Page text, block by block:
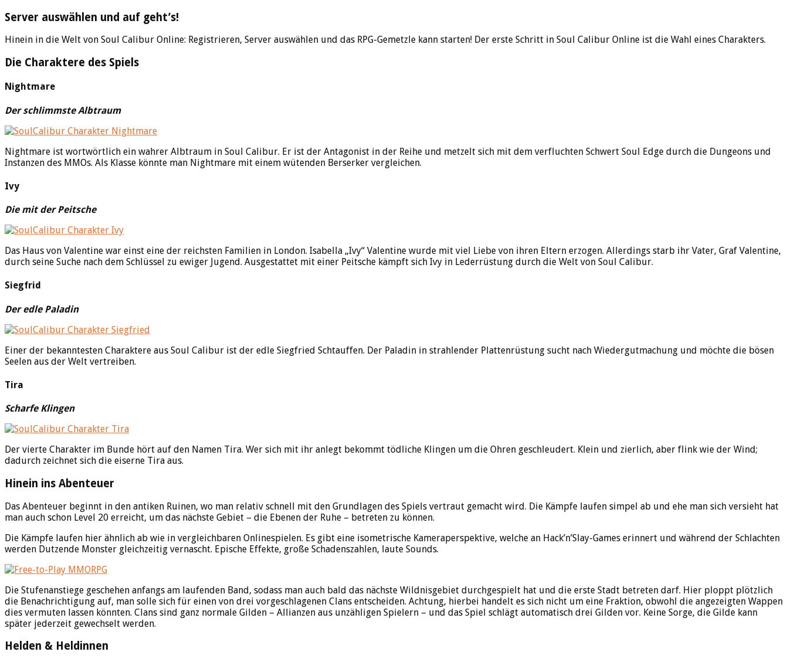
Server auswählen und auf geht’s!
Hinein in die Welt von Soul Calibur Online: Registrieren, Server auswählen und das RPG-Gemetzle kann starten! Der erste Schritt in Soul Calibur Online ist die Wahl eines Charakters.
Die Charaktere des Spiels
Nightmare
Der schlimmste Albtraum
Nightmare ist wortwörtlich ein wahrer Albtraum in Soul Calibur. Er ist der Antagonist in der Reihe und metzelt sich mit dem verfluchten Schwert Soul Edge durch die Dungeons und
Instanzen des MMOs. Als Klasse könnte man Nightmare mit einem wütenden Berserker vergleichen.
Ivy
Die mit der Peitsche
Das Haus von Valentine war einst eine der reichsten Familien in London. Isabella „Ivy“ Valentine wurde mit viel Liebe von ihren Eltern erzogen. Allerdings starb ihr Vater, Graf Valentine,
durch seine Suche nach dem Schlüssel zu ewiger Jugend. Ausgestattet mit einer Peitsche kämpft sich Ivy in Lederrüstung durch die Welt von Soul Calibur.
Siegfrid
Der edle Paladin
Einer der bekanntesten Charaktere aus Soul Calibur ist der edle Siegfried Schtauffen. Der Paladin in strahlender Plattenrüstung sucht nach Wiedergutmachung und möchte die bösen
Seelen aus der Welt vertreiben.
Tira
Scharfe Klingen
Der vierte Charakter im Bunde hört auf den Namen Tira. Wer sich mit ihr anlegt bekommt tödliche Klingen um die Ohren geschleudert. Klein und zierlich, aber flink wie der Wind;
dadurch zeichnet sich die eiserne Tira aus.
Hinein ins Abenteuer
Das Abenteuer beginnt in den antiken Ruinen, wo man relativ schnell mit den Grundlagen des Spiels vertraut gemacht wird. Die Kämpfe laufen simpel ab und ehe man sich versieht hat
man auch schon Level 20 erreicht, um das nächste Gebiet – die Ebenen der Ruhe – betreten zu können.
Die Kämpfe laufen hier ähnlich ab wie in vergleichbaren Onlinespielen. Es gibt eine isometrische Kameraperspektive, welche an Hack’n’Slay-Games erinnert und während der Schlachten
werden Dutzende Monster gleichzeitig vernascht. Epische Effekte, große Schadenszahlen, laute Sounds.
Die Stufenanstiege geschehen anfangs am laufenden Band, sodass man auch bald das nächste Wildnisgebiet durchgespielt hat und die erste Stadt betreten darf. Hier ploppt plötzlich
die Benachrichtigung auf, man solle sich für einen von drei vorgeschlagenen Clans entscheiden. Achtung, hierbei handelt es sich nicht um eine Fraktion, obwohl die angezeigten Wappen
dies vermuten lassen könnten. Clans sind ganz normale Gilden – Allianzen aus unzähligen Spielern – und das Spiel schlägt automatisch drei Gilden vor. Keine Sorge, die Gilde kann
später jederzeit gewechselt werden.
Helden & Heldinnen